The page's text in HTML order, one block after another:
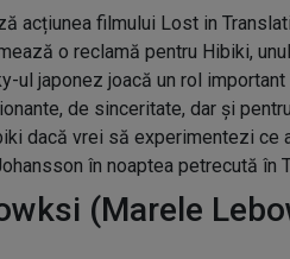
acțiunea filmului Lost in
o reclamă pentru Hibiki,
ul japonez joacă un rol
de sinceritate, dar și
dacă vrei să experimentezi ce
în noaptea petrecută în
(Marele